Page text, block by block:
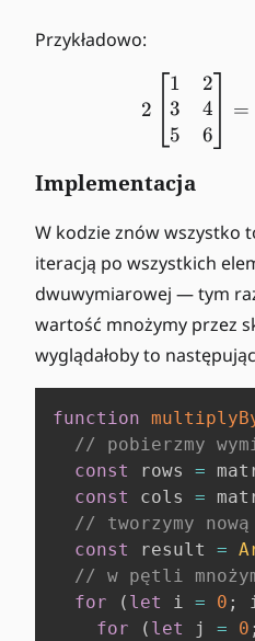
Przykładowo:
2
1
3
5
2
4
6
=
Implementacja
W kodzie znów wszystko
iteracją po wszystkich
dwuwymiarowej — tym
wartość mnożymy przez
wyglądałoby to
function
// pobierzmy
const
rows =
const
cols =
// tworzymy
const
result =
// w pętli
for
( let i = 0 ;
for
( let j = 0 ;